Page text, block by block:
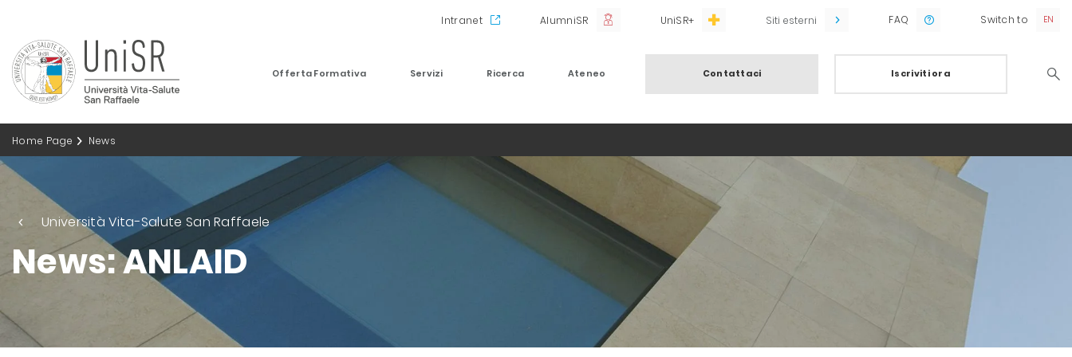
Intranet AlumniSR UniSR+ Siti esterni FAQ Switch to
Offerta Formativa Servizi Ricerca Ateneo Contattaci Iscriviti ora
Home Page News
Università Vita-Salute San Raffaele
News: ANLAID